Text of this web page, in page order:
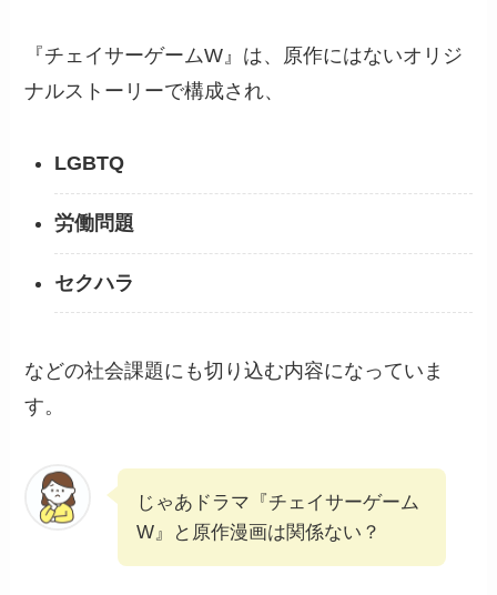
『チェイサーゲームW』は、原作にはないオリジ
ナルストーリーで構成され、
LGBTQ
労働問題
セクハラ
などの社会課題にも切り込む内容になっていま
す。
じゃあドラマ『チェイサーゲーム
W』と原作漫画は関係ない？